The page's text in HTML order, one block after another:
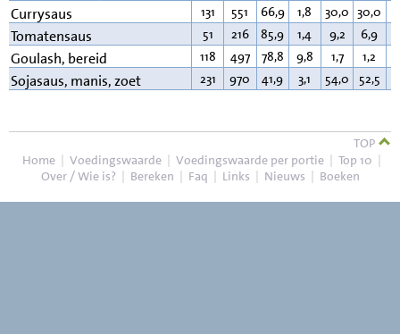
Currysaus 131 551 66,9 1,8 30,0 30,0
Tomatensaus 51 216 85,9 1,4 9,2 6,9
Goulash, bereid 118 497 78,8 9,8 1,7 1,2
Sojasaus, manis, zoet 231 970 41,9 3,1 54,0 52,5
TOP
Home | Voedingswaarde | Voedingswaarde per portie | Top 10 |
Over / Wie is? | Bereken | Faq | Links | Nieuws | Boeken